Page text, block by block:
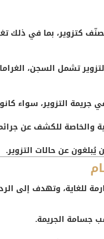
كتزوير، بما في ذلك
تشمل السجن،
التزوير، سواء
والخاصة للكشف عن
يُبلغون عن حالات التزوير.
للغاية، وتهدف إلى
جسامة الجريمة.